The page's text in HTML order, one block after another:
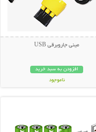
مینی جاروبرقی USB
افزودن به سبد خرید
ناموجود